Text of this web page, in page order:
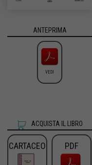
ANTEPRIMA
VEDI
ACQUISTA IL LIBRO
CARTACEO PDF